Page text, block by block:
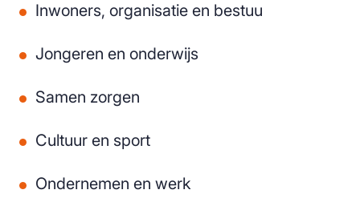
Inwoners, organisatie en bestuu
Jongeren en onderwijs
Samen zorgen
Cultuur en sport
Ondernemen en werk